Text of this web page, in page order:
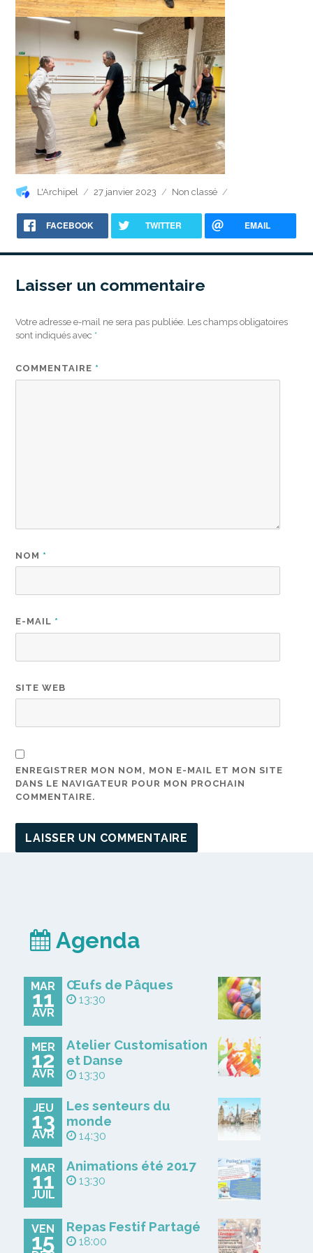
Auteur
L'Archipel
Publié
27 janvier 2023 Catégories
Non classé
FACEBOOK TWITTER EMAIL
Laisser un commentaire
Votre adresse e-mail ne sera pas publiée. Les champs obligatoires
sont indiqués avec *
COMMENTAIRE *
NOM *
E-MAIL *
SITE WEB
ENREGISTRER MON NOM, MON E-MAIL ET MON SITE
DANS LE NAVIGATEUR POUR MON PROCHAIN
COMMENTAIRE.
Agenda
MAR
11
AVR
Œufs de Pâques
13:30
MER
12
AVR
Atelier Customisation
et Danse
13:30
JEU
13
AVR
Les senteurs du
monde
14:30
MAR
11
JUIL
Animations été 2017
13:30
VEN
15
Repas Festif Partagé
18:00